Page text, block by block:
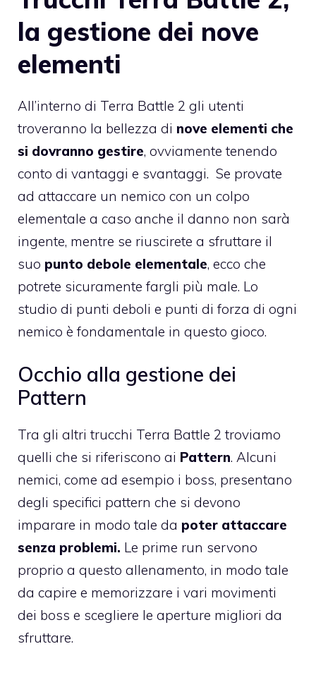
la gestione dei nove
elementi
All’interno di Terra Battle 2 gli utenti
troveranno la bellezza di nove elementi che
si dovranno gestire, ovviamente tenendo
conto di vantaggi e svantaggi. Se provate
ad attaccare un nemico con un colpo
elementale a caso anche il danno non sarà
ingente, mentre se riuscirete a sfruttare il
suo punto debole elementale, ecco che
potrete sicuramente fargli più male. Lo
studio di punti deboli e punti di forza di ogni
nemico è fondamentale in questo gioco.
Occhio alla gestione dei
Pattern
Tra gli altri trucchi Terra Battle 2 troviamo
quelli che si riferiscono ai Pattern. Alcuni
nemici, come ad esempio i boss, presentano
degli specifici pattern che si devono
imparare in modo tale da poter attaccare
senza problemi. Le prime run servono
proprio a questo allenamento, in modo tale
da capire e memorizzare i vari movimenti
dei boss e scegliere le aperture migliori da
sfruttare.